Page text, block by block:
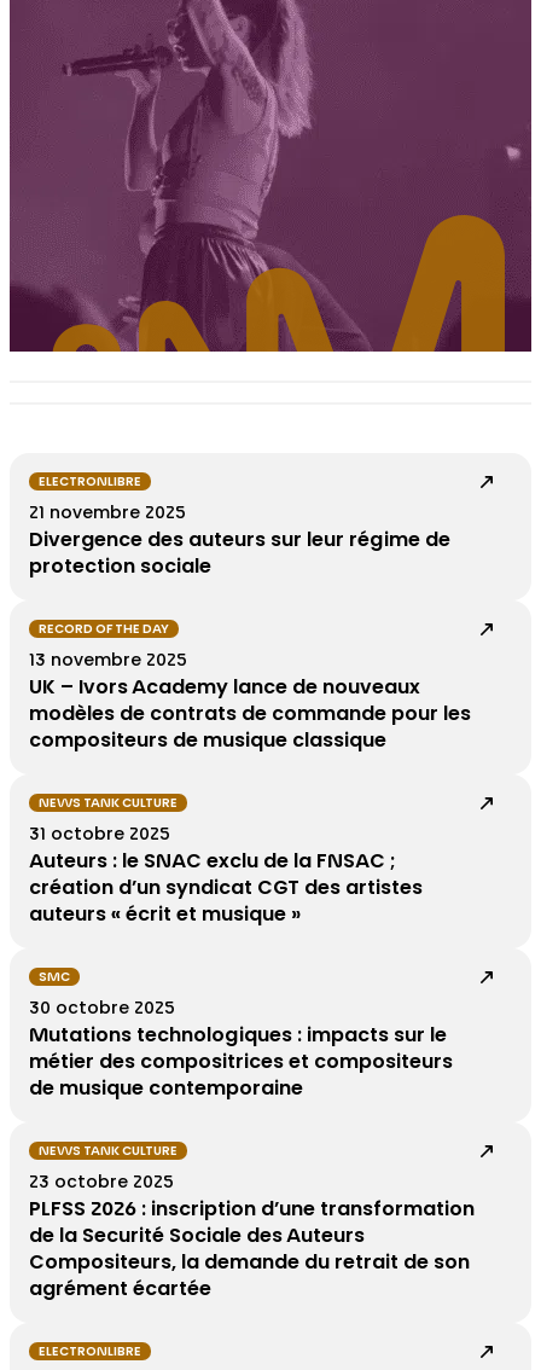
ELECTRONLIBRE
21 novembre 2025
Divergence des auteurs sur leur régime de
protection sociale
RECORD OF THE DAY
13 novembre 2025
UK – Ivors Academy lance de nouveaux
modèles de contrats de commande pour les
compositeurs de musique classique
NEWS TANK CULTURE
31 octobre 2025
Auteurs : le SNAC exclu de la FNSAC ;
création d’un syndicat CGT des artistes
auteurs « écrit et musique »
SMC
30 octobre 2025
Mutations technologiques : impacts sur le
métier des compositrices et compositeurs
de musique contemporaine
NEWS TANK CULTURE
23 octobre 2025
PLFSS 2026 : inscription d’une transformation
de la Securité Sociale des Auteurs
Compositeurs, la demande du retrait de son
agrément écartée
ELECTRONLIBRE